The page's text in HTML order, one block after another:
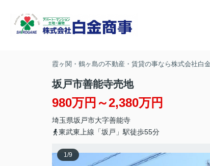
霞ヶ関・鶴ヶ島の不動産・賃貸の事なら株式会社白
坂戸市善能寺売地
980万円～2,380万円
埼玉県坂戸市大字善能寺
東武東上線「坂戸」駅徒歩55分
1/9